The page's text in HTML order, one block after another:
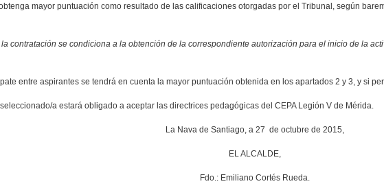
mayor puntuación como resultado de las calificaciones otorgadas por el Tribunal, según
contratación se condiciona a la obtención de la correspondiente autorización para el inicio de la
entre aspirantes se tendrá en cuenta la mayor puntuación obtenida en los apartados 2 y 3, y si
a estará obligado a aceptar las directrices pedagógicas del CEPA Legión V de Mérida.
La Nava de Santiago, a 27 de octubre de 2015,
EL ALCALDE,
Fdo.: Emiliano Cortés Rueda.